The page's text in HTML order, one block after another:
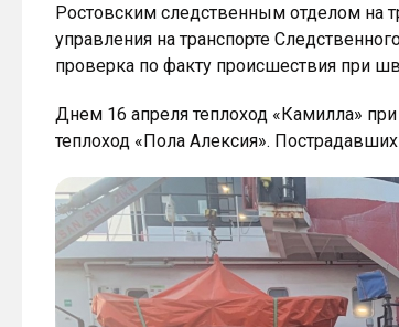
Ростовским следственным отделом на
управления на транспорте
проверка по факту происшествия при
Днем 16 апреля теплоход «Камилла»
теплоход «Пола Алексия».